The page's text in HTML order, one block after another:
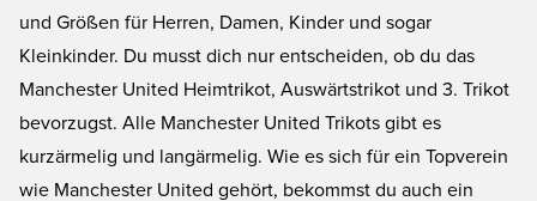
und Größen für Herren, Damen, Kinder und sogar
Kleinkinder. Du musst dich nur entscheiden, ob du das
Manchester United Heimtrikot, Auswärtstrikot und 3. Trikot
bevorzugst. Alle Manchester United Trikots gibt es
kurzärmelig und langärmelig. Wie es sich für ein Topverein
wie Manchester United gehört, bekommst du auch ein